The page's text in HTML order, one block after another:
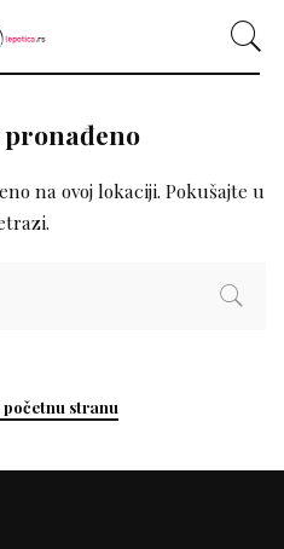
na ovoj lokaciji. Pokušajte u
stranu